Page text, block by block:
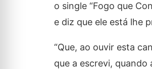
o single “Fogo que
e diz que ele está lhe
“Que, ao ouvir esta
que a escrevi,